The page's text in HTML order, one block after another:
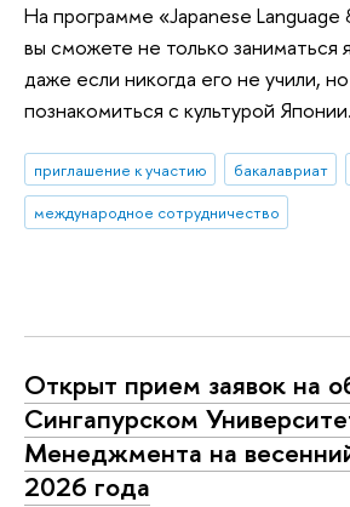
На программе «Japanese Language
вы сможете не только заниматься
даже если никогда его не учили,
познакомиться с культурой Японии.
приглашение к участию бакалавриат
международное сотрудничество
Открыт прием заявок на
Сингапурском
Менеджмента на
2026 года